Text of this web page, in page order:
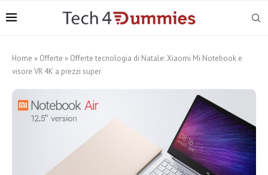
Home » Offerte » Offerte tecnologia di Natale: Xiaomi Mi Notebook e
visore VR 4K a prezzi super